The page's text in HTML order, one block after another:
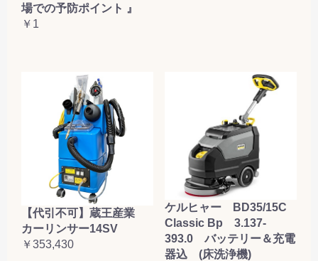
場での予防ポイント 』
￥1
【代引不可】蔵王産業
カーリンサー14SV
￥353,430
ケルヒャー BD35/15C
Classic Bp 3.137-
393.0 バッテリー＆充電
器込 (床洗浄機)